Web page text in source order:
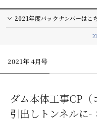
2021年度バックナンバーはこ
2021年 4月号
ダム本体工事CP
引出しトンネルに-